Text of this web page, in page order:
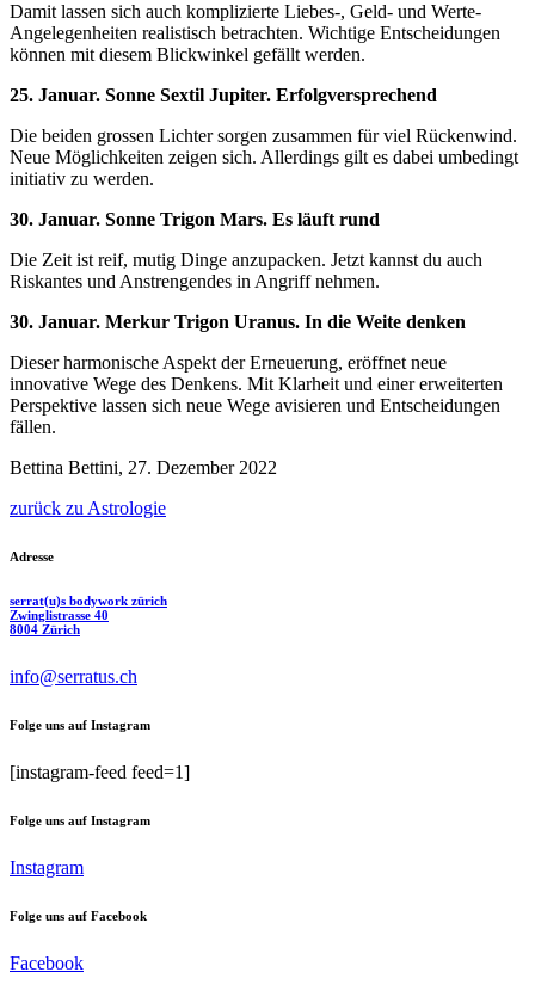
Damit lassen sich auch komplizierte Liebes-, Geld- und Werte-
Angelegenheiten realistisch betrachten. Wichtige Entscheidungen
können mit diesem Blickwinkel gefällt werden.
25. Januar. Sonne Sextil Jupiter. Erfolgversprechend
Die beiden grossen Lichter sorgen zusammen für viel Rückenwind.
Neue Möglichkeiten zeigen sich. Allerdings gilt es dabei umbedingt
initiativ zu werden.
30. Januar. Sonne Trigon Mars. Es läuft rund
Die Zeit ist reif, mutig Dinge anzupacken. Jetzt kannst du auch
Riskantes und Anstrengendes in Angriff nehmen.
30. Januar. Merkur Trigon Uranus. In die Weite denken
Dieser harmonische Aspekt der Erneuerung, eröffnet neue
innovative Wege des Denkens. Mit Klarheit und einer erweiterten
Perspektive lassen sich neue Wege avisieren und Entscheidungen
fällen.
Bettina Bettini, 27. Dezember 2022
zurück zu Astrologie
Adresse
serrat(u)s bodywork zürich
Zwinglistrasse 40
8004 Zürich
info@serratus.ch
Folge uns auf Instagram
[instagram-feed feed=1]
Folge uns auf Instagram
Instagram
Folge uns auf Facebook
Facebook